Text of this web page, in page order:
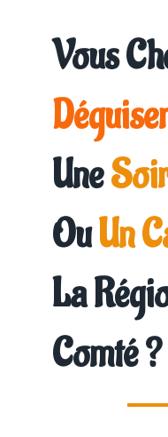
Vous
Une
OuUn
La
Comté?